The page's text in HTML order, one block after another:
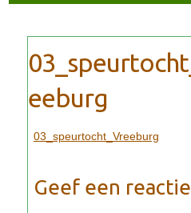
03_speurtocht_Vreeburg
Geef een reactie